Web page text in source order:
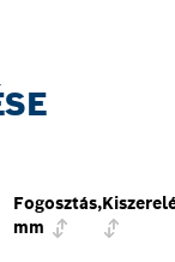
Fogosztás,
mm